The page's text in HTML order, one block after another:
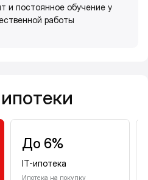
и постоянное обучение у
работы
До 6%
IT-ипотека
Ипотека на покупку